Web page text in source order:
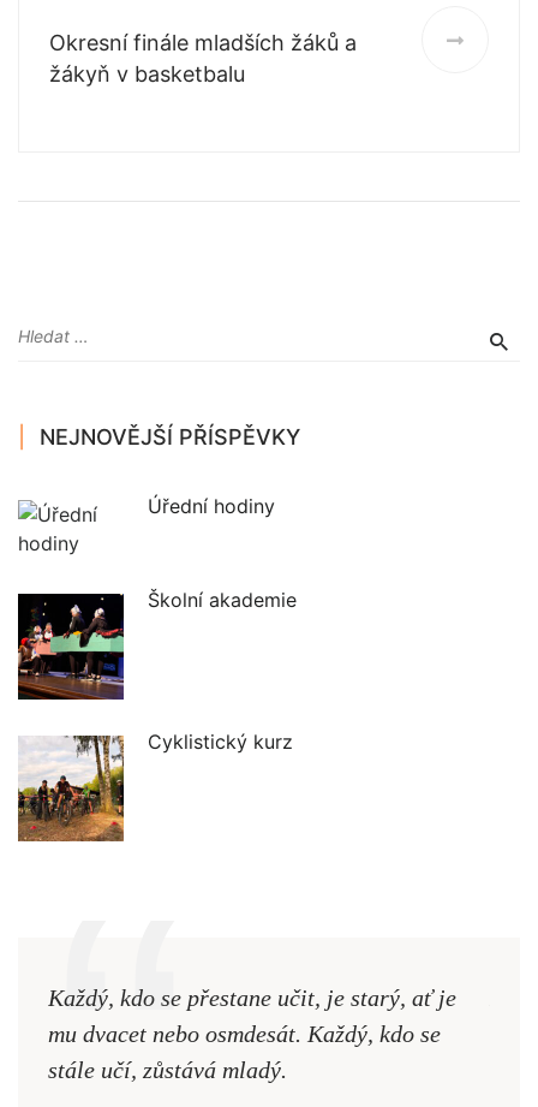
Okresní finále mladších žáků a
žákyň v basketbalu
NEJNOVĚJŠÍ PŘÍSPĚVKY
Úřední hodiny
Školní akademie
Cyklistický kurz
Každý, kdo se přestane učit, je starý, ať je
mu dvacet nebo osmdesát. Každý, kdo se
stále učí, zůstává mladý.